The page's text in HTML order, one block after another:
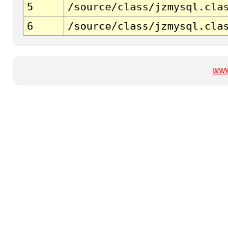
5
/source/class/
6
/source/class/